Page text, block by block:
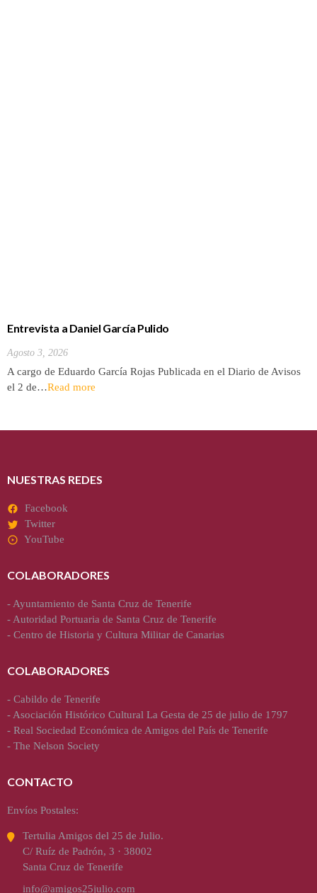
Entrevista a Daniel García Pulido
Agosto 3, 2026
A cargo de Eduardo García Rojas Publicada en el Diario de Avisos
el 2 de…Read more
NUESTRAS REDES
Facebook
Twitter
YouTube
COLABORADORES
- Ayuntamiento de Santa Cruz de Tenerife
- Autoridad Portuaria de Santa Cruz de Tenerife
- Centro de Historia y Cultura Militar de Canarias
COLABORADORES
- Cabildo de Tenerife
- Asociación Histórico Cultural La Gesta de 25 de julio de 1797
- Real Sociedad Económica de Amigos del País de Tenerife
- The Nelson Society
CONTACTO
Envíos Postales:
Tertulia Amigos del 25 de Julio.
C/ Ruíz de Padrón, 3 · 38002
Santa Cruz de Tenerife
info@amigos25julio.com